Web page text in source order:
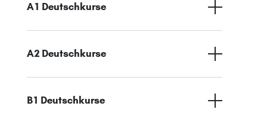
A1 Deutschkurse
A2 Deutschkurse
B1 Deutschkurse